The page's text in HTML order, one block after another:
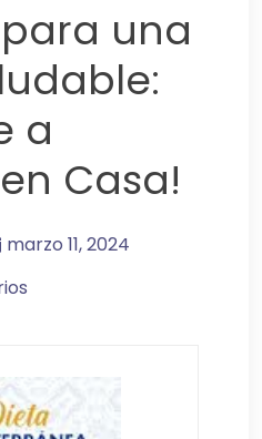
una
a
Casa!
marzo 11, 2024